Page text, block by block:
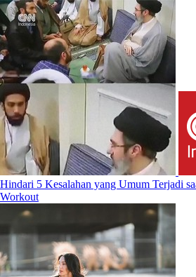
Hindari 5 Kesalahan yang Umum Terjadi
Workout